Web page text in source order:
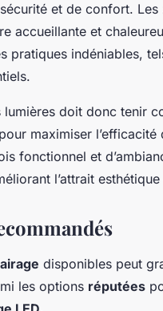
et de confort.
accueillante et
pratiques indéniables,
lumières doit donc tenir
maximiser l’efficacité
fonctionnel et
l’attrait
disponibles peut
les options réputées